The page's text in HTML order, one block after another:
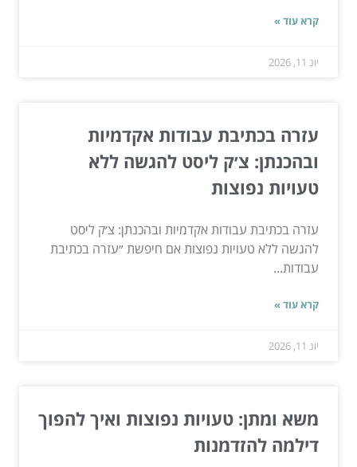
קרא עוד »
יונ 11, 2026
עזרה בכתיבת עבודות אקדמיות
ובהכנתן: צ׳ק ליסט להגשה ללא
טעויות נפוצות
עזרה בכתיבת עבודות אקדמיות ובהכנתן: צ׳ק ליסט
להגשה ללא טעויות נפוצות אם חיפשת ״עזרה בכתיבת
עבודות...
קרא עוד »
יונ 11, 2026
משא ומתן: טעויות נפוצות ואיך להפוך
דילמה להזדמנות